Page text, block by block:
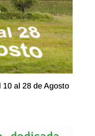
al 28 de Agosto